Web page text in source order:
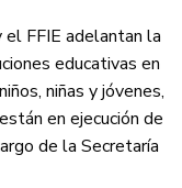
FFIE adelantan la
educativas en
niñas y jóvenes,
en ejecución de
de la Secretaría